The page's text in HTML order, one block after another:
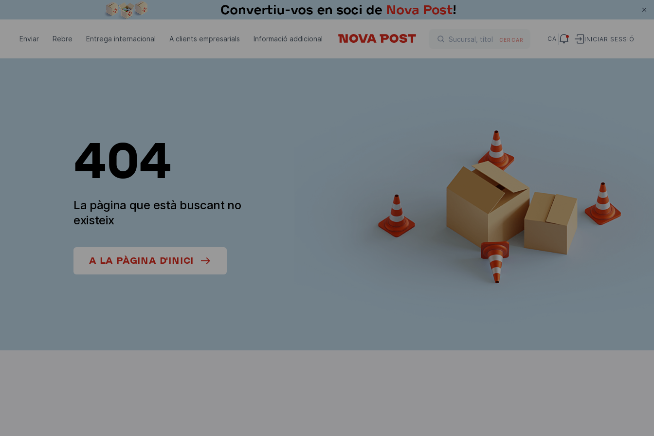
Enviar Rebre Entrega internacional A clients empresarials Informació addicional CERCAR CA INICIAR SESSIÓ
404
La pàgina que està buscant no
existeix
A LA PÀGINA D'INICI
La finestra modal està oberta